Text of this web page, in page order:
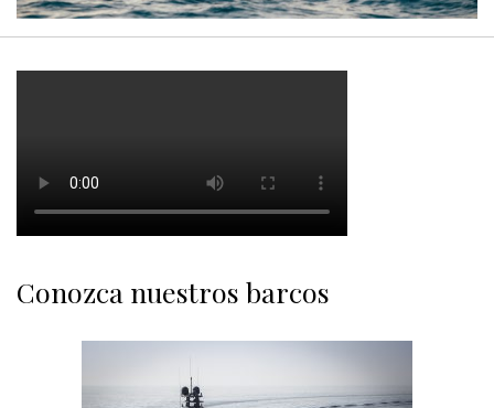
Conozca nuestros barcos